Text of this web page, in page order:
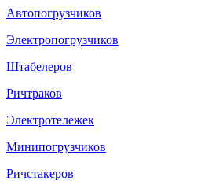
Автопогрузчиков
Электропогрузчиков
Штабелеров
Ричтраков
Электротележек
Минипогрузчиков
Ричстакеров